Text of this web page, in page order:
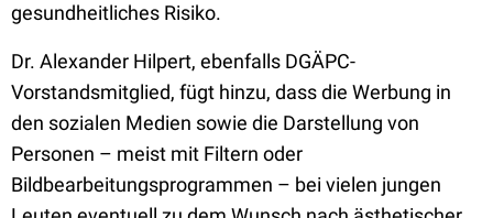
gesundheitliches Risiko.
Dr. Alexander Hilpert, ebenfalls DGÄPC-
Vorstandsmitglied, fügt hinzu, dass die Werbung in
den sozialen Medien sowie die Darstellung von
Personen – meist mit Filtern oder
Bildbearbeitungsprogrammen – bei vielen jungen